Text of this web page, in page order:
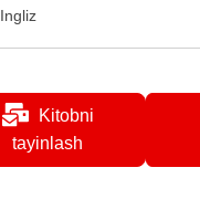
Ingliz
Kitobni
tayinlash